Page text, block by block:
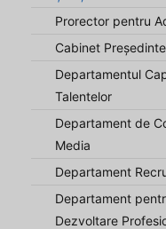
Prorector pentru
Cabinet
Departamentul
Talentelor
Departament de
Media
Departament
Departament
Dezvoltare